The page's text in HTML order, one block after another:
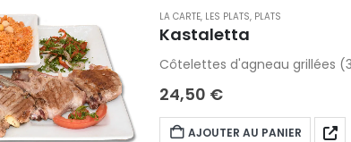
LA CARTE, LES PLATS, PLATS
Kastaletta
Côtelettes d'agneau grillées
24,50 €
AJOUTER AU PANIER